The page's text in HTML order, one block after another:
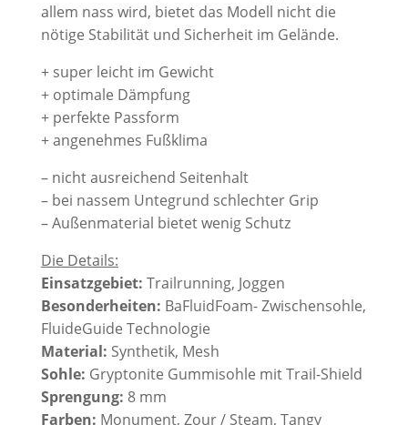
allem nass wird, bietet das Modell nicht die
nötige Stabilität und Sicherheit im Gelände.
+ super leicht im Gewicht
+ optimale Dämpfung
+ perfekte Passform
+ angenehmes Fußklima
– nicht ausreichend Seitenhalt
– bei nassem Untegrund schlechter Grip
– Außenmaterial bietet wenig Schutz
Die Details:
Einsatzgebiet: Trailrunning, Joggen
Besonderheiten: BaFluidFoam- Zwischensohle,
FluideGuide Technologie
Material: Synthetik, Mesh
Sohle: Gryptonite Gummisohle mit Trail-Shield
Sprengung: 8 mm
Farben: Monument, Zour / Steam, Tangy